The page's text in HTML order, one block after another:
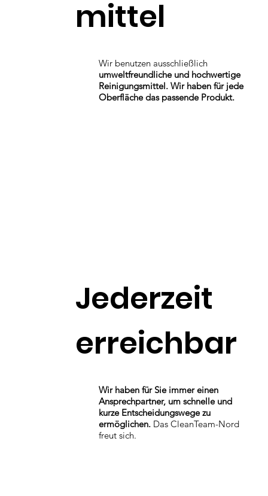
mittel
Wir benutzen ausschließlich
umweltfreundliche und hochwertige
Reinigungsmittel. Wir haben für jede
Oberfläche das passende Produkt.
Jederzeit
erreichbar
Wir haben für Sie immer einen
Ansprechpartner, um schnelle und
kurze Entscheidungswege zu
ermöglichen.Das CleanTeam-Nord
freut sich.